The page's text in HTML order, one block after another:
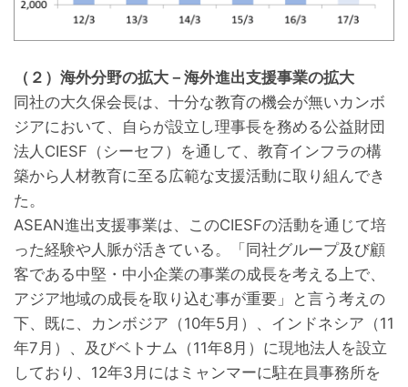
（２）海外分野の拡大－海外進出支援事業の拡大
同社の大久保会長は、十分な教育の機会が無いカンボ
ジアにおいて、自らが設立し理事長を務める公益財団
法人CIESF（シーセフ）を通して、教育インフラの構
築から人材教育に至る広範な支援活動に取り組んでき
た。
ASEAN進出支援事業は、このCIESFの活動を通じて培
った経験や人脈が活きている。「同社グループ及び顧
客である中堅・中小企業の事業の成長を考える上で、
アジア地域の成長を取り込む事が重要」と言う考えの
下、既に、カンボジア（10年5月）、インドネシア（11
年7月）、及びベトナム（11年8月）に現地法人を設立
しており、12年3月にはミャンマーに駐在員事務所を